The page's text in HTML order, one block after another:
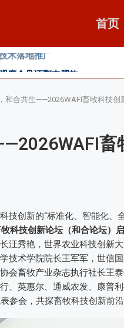
首页
新征程，盛会重磅启幕
护沃土良田
和合共生——2026WAFI畜牧科技创
畜
技创新的“标准化、智能化、
科技创新论坛（和合论坛）启
汪秀艳，世界农业科技创新
技术学院院长王军军，世信
会畜牧产业杂志执行社长王
、英惠尔、通威农发、康普
参会，共探畜牧科技创新前沿